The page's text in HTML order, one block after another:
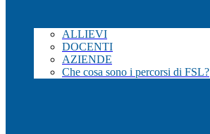
ALLIEVI
DOCENTI
AZIENDE
Che cosa sono i percorsi di FSL?